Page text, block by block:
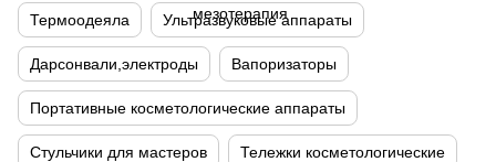
Термоодеяла Ультразвуковые аппараты
Дарсонвали,электроды Вапоризаторы
Портативные косметологические аппараты
Стульчики для мастеров Тележки косметологические